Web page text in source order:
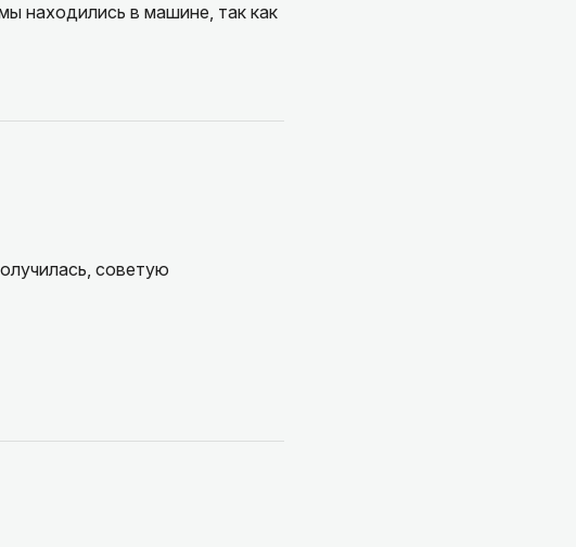
находились в машине, так как
советую